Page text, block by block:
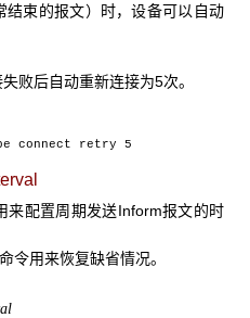
结束的报文）时，设备可以自动
败后自动重新连接为5次。
connect retry 5
来配置周期发送Inform报文的时
命令用来恢复缺省情况。